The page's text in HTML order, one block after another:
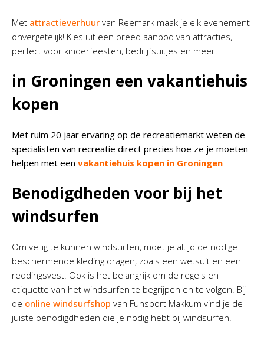
Met attractieverhuur van Reemark maak je elk evenement
onvergetelijk! Kies uit een breed aanbod van attracties,
perfect voor kinderfeesten, bedrijfsuitjes en meer.
in Groningen een vakantiehuis
kopen
Met ruim 20 jaar ervaring op de recreatiemarkt weten de
specialisten van recreatie direct precies hoe ze je moeten
helpen met een vakantiehuis kopen in Groningen
Benodigdheden voor bij het
windsurfen
Om veilig te kunnen windsurfen, moet je altijd de nodige
beschermende kleding dragen, zoals een wetsuit en een
reddingsvest. Ook is het belangrijk om de regels en
etiquette van het windsurfen te begrijpen en te volgen. Bij
de online windsurfshop van Funsport Makkum vind je de
juiste benodigdheden die je nodig hebt bij windsurfen.